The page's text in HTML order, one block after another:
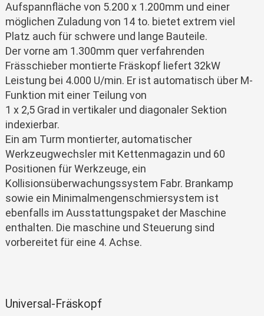
Aufspannfläche von 5.200 x 1.200mm und einer
möglichen Zuladung von 14 to. bietet extrem viel
Platz auch für schwere und lange Bauteile.
Der vorne am 1.300mm quer verfahrenden
Frässchieber montierte Fräskopf liefert 32kW
Leistung bei 4.000 U/min. Er ist automatisch über M-
Funktion mit einer Teilung von
1 x 2,5 Grad in vertikaler und diagonaler Sektion
indexierbar.
Ein am Turm montierter, automatischer
Werkzeugwechsler mit Kettenmagazin und 60
Positionen für Werkzeuge, ein
Kollisionsüberwachungssystem Fabr. Brankamp
sowie ein Minimalmengenschmiersystem ist
ebenfalls im Ausstattungspaket der Maschine
enthalten. Die maschine und Steuerung sind
vorbereitet für eine 4. Achse.
Universal-Fräskopf